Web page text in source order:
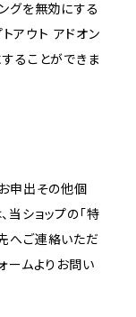
グを無効にする
アウト アドオン
ることができま
申出その他個
ショップの「特
へご連絡いただ
ームよりお問い